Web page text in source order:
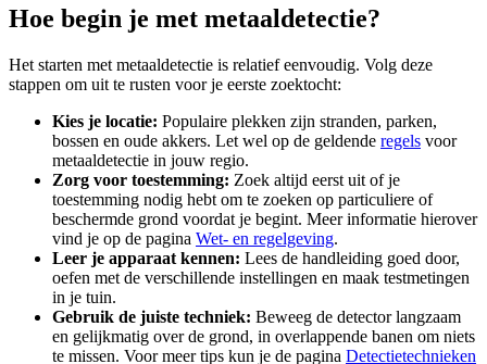
Hoe begin je met metaaldetectie?
Het starten met metaaldetectie is relatief eenvoudig. Volg deze
stappen om uit te rusten voor je eerste zoektocht:
Kies je locatie: Populaire plekken zijn stranden, parken,
bossen en oude akkers. Let wel op de geldende regels voor
metaaldetectie in jouw regio.
Zorg voor toestemming: Zoek altijd eerst uit of je
toestemming nodig hebt om te zoeken op particuliere of
beschermde grond voordat je begint. Meer informatie hierover
vind je op de pagina Wet- en regelgeving.
Leer je apparaat kennen: Lees de handleiding goed door,
oefen met de verschillende instellingen en maak testmetingen
in je tuin.
Gebruik de juiste techniek: Beweeg de detector langzaam
en gelijkmatig over de grond, in overlappende banen om niets
te missen. Voor meer tips kun je de pagina Detectietechnieken